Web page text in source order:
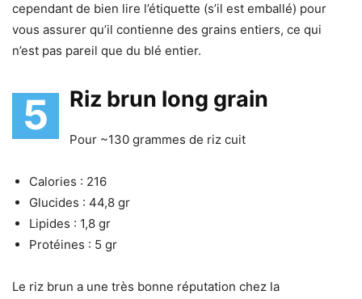
cependant de bien lire l’étiquette (s’il est emballé) pour
vous assurer qu’il contienne des grains entiers, ce qui
n’est pas pareil que du blé entier.
5 Riz brun long grain
Pour ~130 grammes de riz cuit
Calories : 216
Glucides : 44,8 gr
Lipides : 1,8 gr
Protéines : 5 gr
Le riz brun a une très bonne réputation chez la